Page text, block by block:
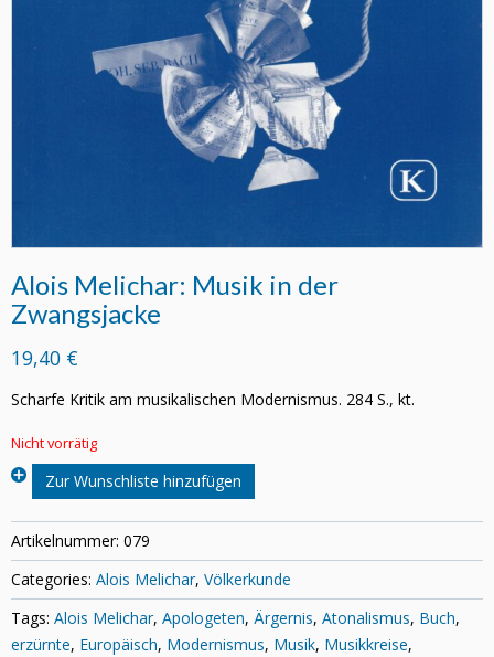
Alois Melichar: Musik in der
Zwangsjacke
19,40 €
Scharfe Kritik am musikalischen Modernismus. 284 S., kt.
Nicht vorrätig
Zur Wunschliste hinzufügen
Artikelnummer: 079
Categories: Alois Melichar, Völkerkunde
Tags: Alois Melichar, Apologeten, Ärgernis, Atonalismus, Buch,
erzürnte, Europäisch, Modernismus, Musik, Musikkreise,